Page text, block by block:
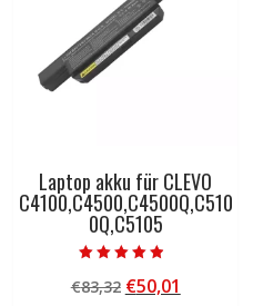
Laptop akku für CLEVO
C4100,C4500,C4500Q,C510
0Q,C5105
4.50
von 5
€83,32 Ursprünglicher
€50,01